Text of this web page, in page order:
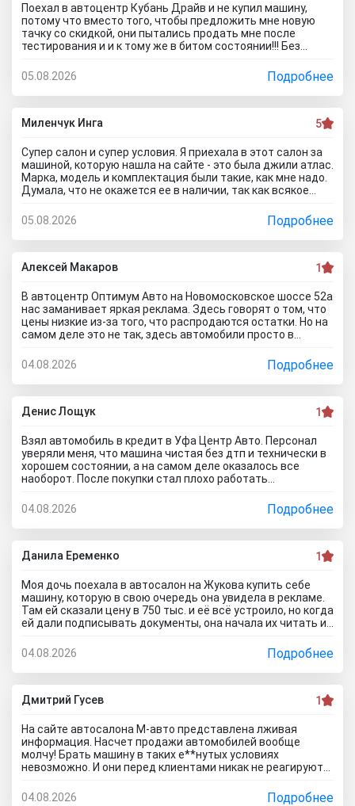
Поехал в автоцентр Кубань Драйв и не купил машину,
потому что вместо того, чтобы предложить мне новую
тачку со скидкой, они пытались продать мне после
тестирования и и к тому же в битом состоянии!!! Без
скорее всего скажет, что эти машины проблемные. Так
что не теряйте время, обратитесь к официальному
дилеру и рекламе в интернете не верьте, а то как я
прокатитесь туда сюда зря.. а стоило всего лишь про
автосалон Кубань Драйв отзывы почитать чтоб понять
05.08.2026 Подробнее
Миленчук Инга 5
Супер салон и супер условия. Я приехала в этот салон за
машиной, которую нашла на сайте - это была джили атлас.
Марка, модель и комплектация были такие, как мне надо.
Думала, что не окажется ее в наличии, так как всякое
отделах работают на ура. Все мне быстро оформили. И,
кстати, я приехала в утренние часы и мне сделали ещё
скидку дополнительную) Очень приятный бонус от
автоцентра Тула)
05.08.2026 Подробнее
Алексей Макаров 1
В автоцентр Оптимум Авто на Новомосковское шоссе 52а
нас заманивает яркая реклама. Здесь говорят о том, что
цены низкие из-за того, что распродаются остатки. Но на
самом деле это не так, здесь автомобили просто в
спасут его. Только на ремонт будет уходить очень много
денег, проше сразу нормальное авто найти и купить, чем
с их драндулетами мучиться. Врут и про цены, они не
ниже рыночных нифига, просто это шайка перекупов...я
дом про автосалон Оптимум Авто отзывы почитал,
04.08.2026 Подробнее
Денис Лощук 1
Взял автомобиль в кредит в Уфа Центр Авто. Персонал
уверяли меня, что машина чистая без дтп и технически в
хорошем состоянии, а на самом деле оказалось все
наоборот. После покупки стал плохо работать
аккумулятор. Пришлось менять на новый. Через две
недели начала глохнуть, с трудом ее завел. Повез
обратно в автосалон. Пытался сделать обмен но мне
отказали, а ремонт предложили за мой счёт.... Вот как на
самом деле работают эти аферисты с улицы маршала
Авто.. глядишь и не поехал бы к ним.
04.08.2026 Подробнее
Данила Еременко 1
Моя дочь поехала в автосалон на Жукова купить себе
машину, которую в свою очередь она увидела в рекламе.
Там ей сказали цену в 750 тыс. и её всё устроило, но когда
ей дали подписывать документы, она начала их читать и
дороже!!! Её пытался обмануть и повезло что она это
заметила... сама ничего предпринимать не стала, сказала
что такое бывает... а я вот теперь везде расскажу кто и
как работает!!!
04.08.2026 Подробнее
Дмитрий Гусев 1
На сайте автосалона М-авто представлена лживая
информация. Насчет продажи автомобилей вообще
молчу! Брать машину в таких е**нутых условиях
невозможно. И они перед клиентами никак не реагируют
ставкой 5,9% можно купить Lada XRAY. Обещают одно, а
04.08.2026 Подробнее